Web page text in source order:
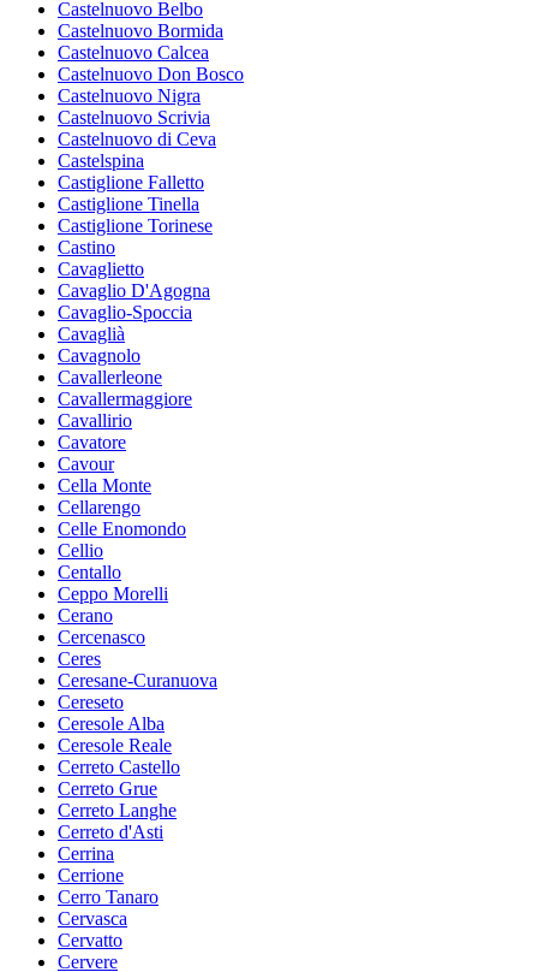
Castelnuovo Belbo
Castelnuovo Bormida
Castelnuovo Calcea
Castelnuovo Don Bosco
Castelnuovo Nigra
Castelnuovo Scrivia
Castelnuovo di Ceva
Castelspina
Castiglione Falletto
Castiglione Tinella
Castiglione Torinese
Castino
Cavaglietto
Cavaglio D'Agogna
Cavaglio-Spoccia
Cavaglià
Cavagnolo
Cavallerleone
Cavallermaggiore
Cavallirio
Cavatore
Cavour
Cella Monte
Cellarengo
Celle Enomondo
Cellio
Centallo
Ceppo Morelli
Cerano
Cercenasco
Ceres
Ceresane-Curanuova
Cereseto
Ceresole Alba
Ceresole Reale
Cerreto Castello
Cerreto Grue
Cerreto Langhe
Cerreto d'Asti
Cerrina
Cerrione
Cerro Tanaro
Cervasca
Cervatto
Cervere